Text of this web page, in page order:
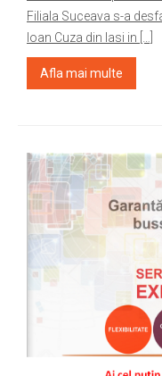
Filiala Suceava s-a
Ioan Cuza din Iasi in […]
Afla mai multe